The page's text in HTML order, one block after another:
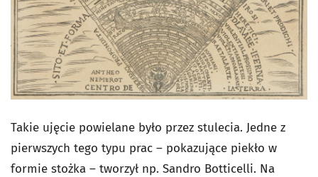
Takie ujęcie powielane było przez stulecia. Jedne z
pierwszych tego typu prac – pokazujące piekło w
formie stożka – tworzył np. Sandro Botticelli. Na